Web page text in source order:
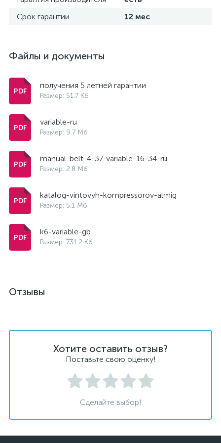
Срок гарантии
12 мес
Файлы и документы
получения 5 летней гарантии
Размер: 51.7 Кб
variable-ru
Размер: 9.7 Мб
manual-belt-4-37-variable-16-34-ru
Размер: 2.8 Мб
katalog-vintovyh-kompressorov-almig
Размер: 5.1 Мб
k6-variable-gb
Размер: 731.2 Кб
Отзывы
Хотите оставить отзыв?
Поставьте свою оценку!
Сделайте выбор!